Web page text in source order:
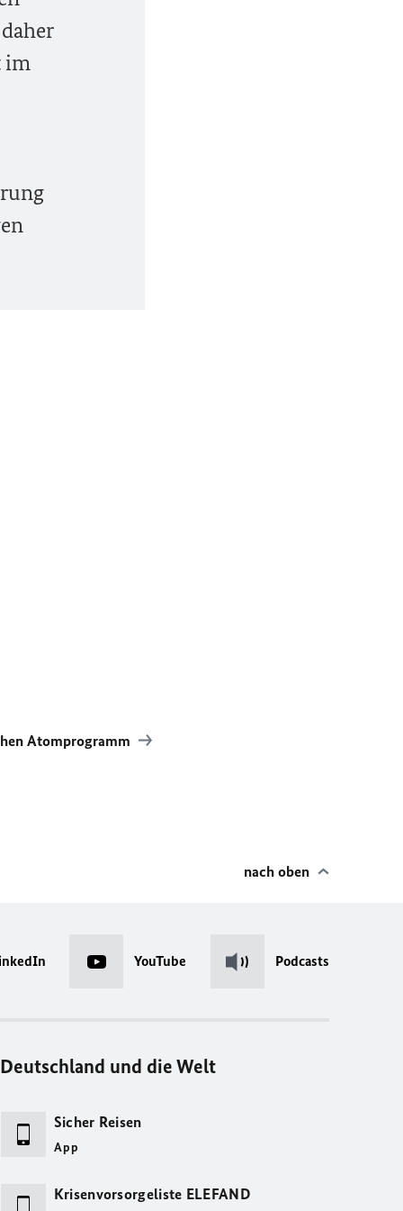
im
Atomprogramm
nach oben
YouTube Podcasts
Deutschland und die Welt
Sicher Reisen
App
Krisenvorsorgeliste ELEFAND